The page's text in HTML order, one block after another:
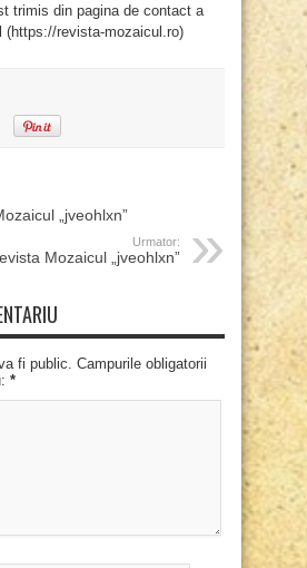
trimis din pagina de contact a
(https://revista-mozaicul.ro)
„jveohlxn”
Urmator:
Mozaicul „jveohlxn”
fi public. Campurile obligatorii
*